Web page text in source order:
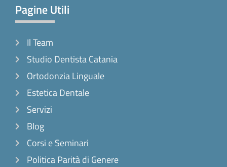
Pagine Utili
Il Team
Studio Dentista Catania
Ortodonzia Linguale
Estetica Dentale
Servizi
Blog
Corsi e Seminari
Politica Parità di Genere